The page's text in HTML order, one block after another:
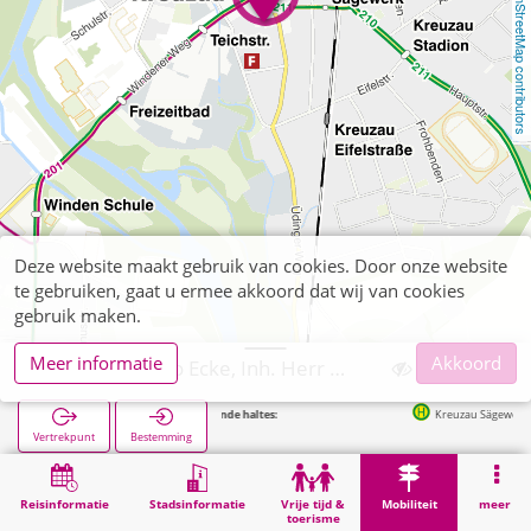
OpenStreetMap contributors
Reisinformatie Stadsinformatie
Vrije tijd &
toerisme
Mobiliteit meer
Vertrekpunt Bestemming
Volgende haltes: Kreuzau Sägewerk in 156m
Mobiliteit Verkoop van tickets Kreuzau, Lotto Ecke, Inh. Herr Malenka
Deze website maakt gebruik van cookies. Door onze website
te gebruiken, gaat u ermee akkoord dat wij van cookies
gebruik maken.
Meer informatie
Akkoord